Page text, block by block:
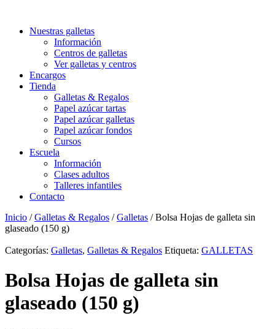
Nuestras galletas
Información
Centros de galletas
Ver galletas y centros
Encargos
Tienda
Galletas & Regalos
Papel azúcar tartas
Papel azúcar galletas
Papel azúcar fondos
Cursos
Escuela
Información
Clases adultos
Talleres infantiles
Contacto
Inicio /Galletas & Regalos /Galletas / Bolsa Hojas de galleta sin
glaseado (150 g)
Categorías: Galletas, Galletas & Regalos Etiqueta: GALLETAS
Bolsa Hojas de galleta sin
glaseado (150 g)